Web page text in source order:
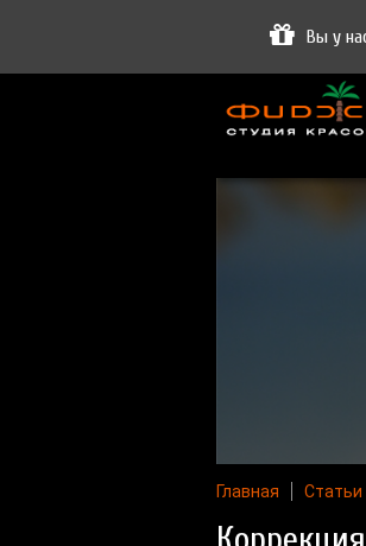
Вы у
Главная Статьи